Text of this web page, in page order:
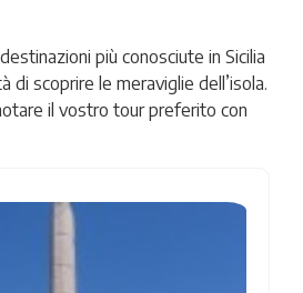
più conosciute in Sicilia
di scoprire le meraviglie dell’isola.
il vostro tour preferito con